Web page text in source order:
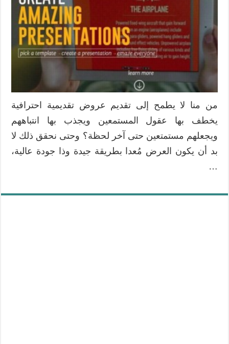
من منا لا يطمح إلى تقديم عروض تقديمية احترافية
يخطف بها عقول المستمعين ويجذب بها انتباههم
ويجعلهم مستمتعين حتى آخر لحظة؟ وحتى نحقق ذلك لا
بد أن يكون العرض مُعدا بطريقة جيدة وذا جودة عالية،
…